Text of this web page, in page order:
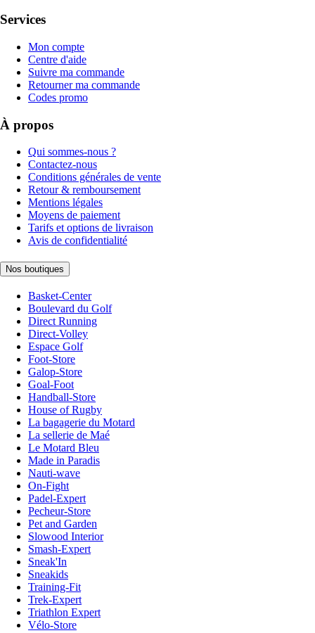
Services
Mon compte
Centre d'aide
Suivre ma commande
Retourner ma commande
Codes promo
À propos
Qui sommes-nous ?
Contactez-nous
Conditions générales de vente
Retour & remboursement
Mentions légales
Moyens de paiement
Tarifs et options de livraison
Avis de confidentialité
Nos boutiques
Basket-Center
Boulevard du Golf
Direct Running
Direct-Volley
Espace Golf
Foot-Store
Galop-Store
Goal-Foot
Handball-Store
House of Rugby
La bagagerie du Motard
La sellerie de Maé
Le Motard Bleu
Made in Paradis
Nauti-wave
On-Fight
Padel-Expert
Pecheur-Store
Pet and Garden
Slowood Interior
Smash-Expert
Sneak'In
Sneakids
Training-Fit
Trek-Expert
Triathlon Expert
Vélo-Store